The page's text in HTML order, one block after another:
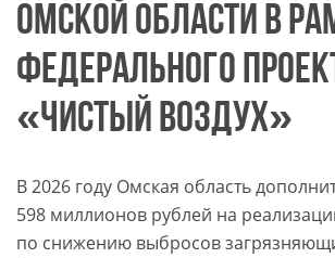
ОМСКОЙ ОБЛАСТИ В
ФЕДЕРАЛЬНОГО
«ЧИСТЫЙ ВОЗДУХ»
В 2026 году Омская область
598 миллионов рублей на
по снижению выбросов